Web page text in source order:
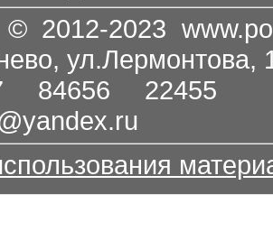
© 2012-2023
ул.Лермонтова,
84656